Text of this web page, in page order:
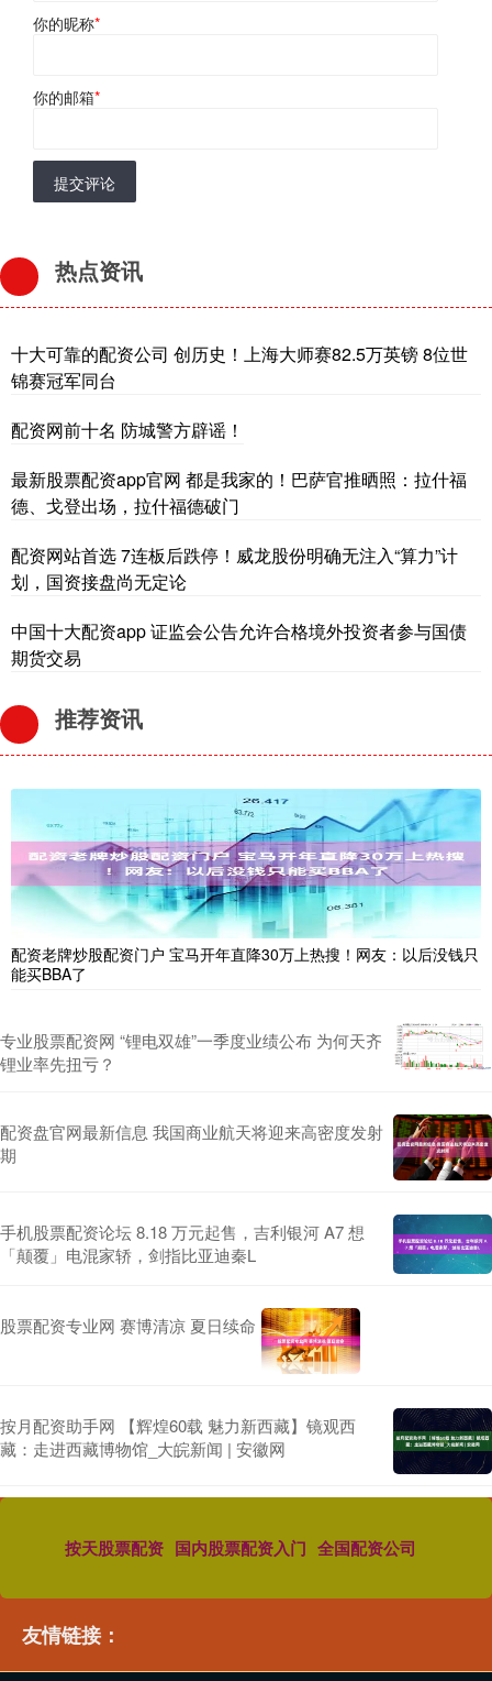
你的昵称*
你的邮箱*
提交评论
热点资讯
十大可靠的配资公司 创历史！上海大师赛82.5万英镑 8位世
锦赛冠军同台
配资网前十名 防城警方辟谣！
最新股票配资app官网 都是我家的！巴萨官推晒照：拉什福
德、戈登出场，拉什福德破门
配资网站首选 7连板后跌停！威龙股份明确无注入“算力”计
划，国资接盘尚无定论
中国十大配资app 证监会公告允许合格境外投资者参与国债
期货交易
推荐资讯
配资老牌炒股配资门户 宝马开年直降30万上热搜！网友：以后没钱只
能买BBA了
专业股票配资网 “锂电双雄”一季度业绩公布 为何天齐
锂业率先扭亏？
配资盘官网最新信息 我国商业航天将迎来高密度发射
期
手机股票配资论坛 8.18 万元起售，吉利银河 A7 想
「颠覆」电混家轿，剑指比亚迪秦L
股票配资专业网 赛博清凉 夏日续命
按月配资助手网 【辉煌60载 魅力新西藏】镜观西
藏：走进西藏博物馆_大皖新闻 | 安徽网
按天股票配资 国内股票配资入门 全国配资公司
友情链接：